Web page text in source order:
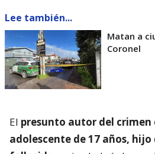
Lee también...
Matan a
Coronel
El presunto autor del crimen
adolescente de 17 años,